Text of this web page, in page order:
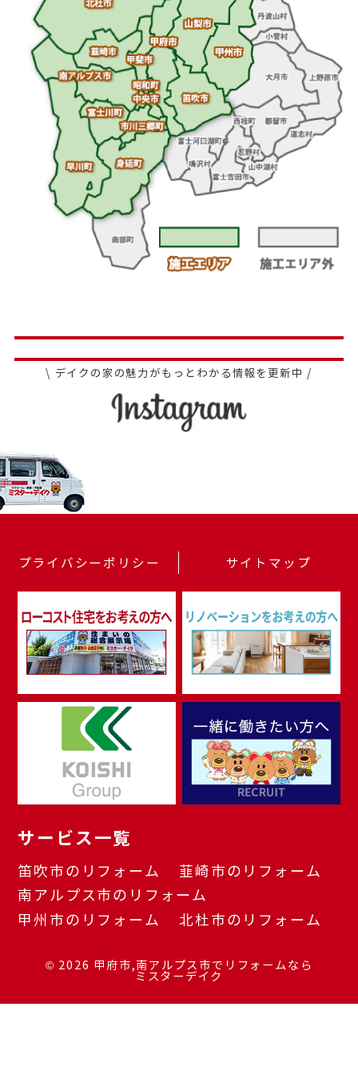
\ デイクの家の魅力がもっとわかる情報を更新中 /
プライバシーポリシー サイトマップ
サービス一覧
笛吹市のリフォーム
韮崎市のリフォーム
南アルプス市のリフォーム
甲州市のリフォーム
北杜市のリフォーム
© 2026 甲府市,南アルプス市でリフォームなら
ミスターデイク